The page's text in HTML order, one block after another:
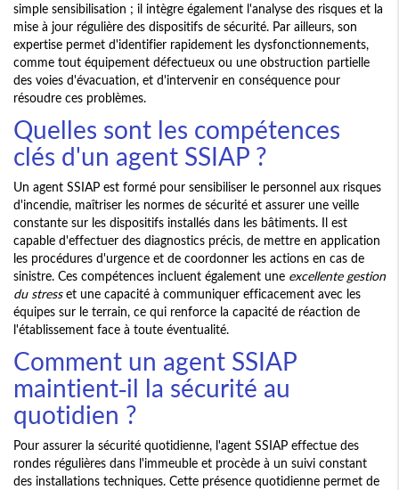
simple sensibilisation ; il intègre également l'analyse des risques et la
mise à jour régulière des dispositifs de sécurité. Par ailleurs, son
expertise permet d'identifier rapidement les dysfonctionnements,
comme tout équipement défectueux ou une obstruction partielle
des voies d'évacuation, et d'intervenir en conséquence pour
résoudre ces problèmes.
Quelles sont les compétences
clés d'un agent SSIAP ?
Un agent SSIAP est formé pour sensibiliser le personnel aux risques
d'incendie, maîtriser les normes de sécurité et assurer une veille
constante sur les dispositifs installés dans les bâtiments. Il est
capable d'effectuer des diagnostics précis, de mettre en application
les procédures d'urgence et de coordonner les actions en cas de
sinistre. Ces compétences incluent également une excellente gestion
du stresset une capacité à communiquer efficacement avec les
équipes sur le terrain, ce qui renforce la capacité de réaction de
l'établissement face à toute éventualité.
Comment un agent SSIAP
maintient-il la sécurité au
quotidien ?
Pour assurer la sécurité quotidienne, l'agent SSIAP effectue des
rondes régulières dans l'immeuble et procède à un suivi constant
des installations techniques. Cette présence quotidienne permet de